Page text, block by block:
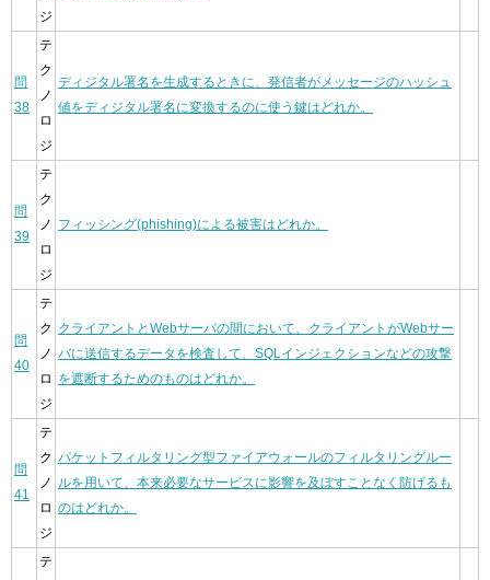
ジ
問
38
テ
ク
ノ
ロ
ジ
ディジタル署名を生成するときに、発信者がメッセージのハッシュ
値をディジタル署名に変換するのに使う鍵はどれか。
問
39
テ
ク
ノ
ロ
ジ
フィッシング(phishing)による被害はどれか。
問
40
テ
ク
ノ
ロ
ジ
クライアントとWebサーバの間において、クライアントがWebサー
バに送信するデータを検査して、SQLインジェクションなどの攻撃
を遮断するためのものはどれか。
問
41
テ
ク
ノ
ロ
ジ
パケットフィルタリング型ファイアウォールのフィルタリングルー
ルを用いて、本来必要なサービスに影響を及ぼすことなく防げるも
のはどれか。
テ